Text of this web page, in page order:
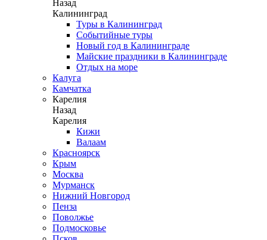
Назад
Калининград
Туры в Калининград
Событийные туры
Новый год в Калининграде
Майские праздники в Калининграде
Отдых на море
Калуга
Камчатка
Карелия
Назад
Карелия
Кижи
Валаам
Красноярск
Крым
Москва
Мурманск
Нижний Новгород
Пенза
Поволжье
Подмосковье